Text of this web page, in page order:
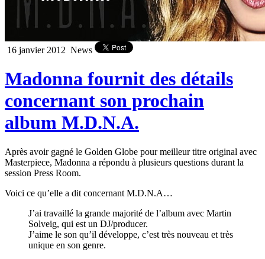
16 janvier 2012 News
Madonna fournit des détails
concernant son prochain
album M.D.N.A.
Après avoir gagné le Golden Globe pour meilleur titre original avec
Masterpiece, Madonna a répondu à plusieurs questions durant la
session Press Room.
Voici ce qu’elle a dit concernant M.D.N.A…
J’ai travaillé la grande majorité de l’album avec Martin
Solveig, qui est un DJ/producer.
J’aime le son qu’il développe, c’est très nouveau et très
unique en son genre.